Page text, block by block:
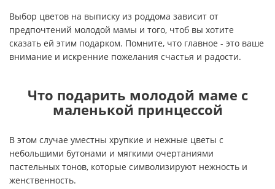
Выбор цветов на выписку из роддома зависит от
предпочтений молодой мамы и того, чтоб вы хотите
сказать ей этим подарком. Помните, что главное - это ваше
внимание и искренние пожелания счастья и радости.
Что подарить молодой маме с
маленькой принцессой
В этом случае уместны хрупкие и нежные цветы с
небольшими бутонами и мягкими очертаниями
пастельных тонов, которые символизируют нежность и
женственность.